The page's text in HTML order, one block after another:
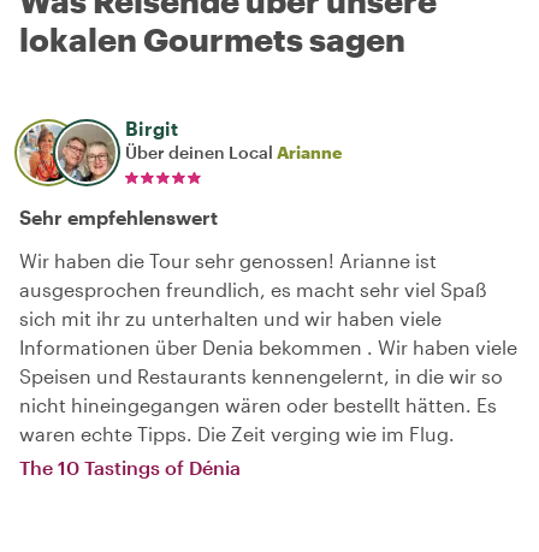
lokalen Gourmets sagen
Birgit
Über deinen Local Arianne
Sehr empfehlenswert
Wir haben die Tour sehr genossen! Arianne ist
ausgesprochen freundlich, es macht sehr viel Spaß
sich mit ihr zu unterhalten und wir haben viele
Informationen über Denia bekommen . Wir haben viele
Speisen und Restaurants kennengelernt, in die wir so
nicht hineingegangen wären oder bestellt hätten. Es
waren echte Tipps. Die Zeit verging wie im Flug.
The 10 Tastings of Dénia